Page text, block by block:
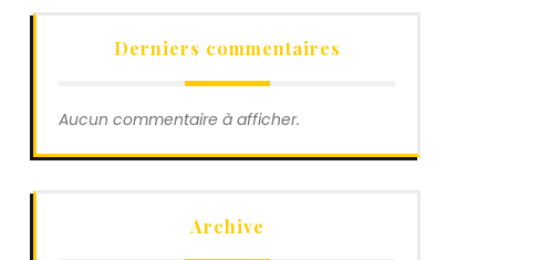
Derniers commentaires
Aucun commentaire à afficher.
Archive